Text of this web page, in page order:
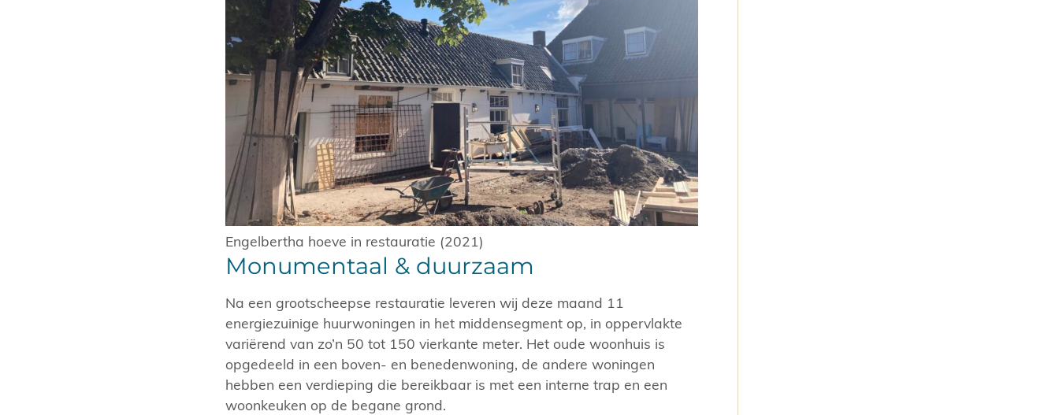
Engelbertha hoeve in restauratie (2021)
Monumentaal & duurzaam
Na een grootscheepse restauratie leveren wij deze maand 11
energiezuinige huurwoningen in het middensegment op, in oppervlakte
variërend van zo’n 50 tot 150 vierkante meter. Het oude woonhuis is
opgedeeld in een boven- en benedenwoning, de andere woningen
hebben een verdieping die bereikbaar is met een interne trap en een
woonkeuken op de begane grond.